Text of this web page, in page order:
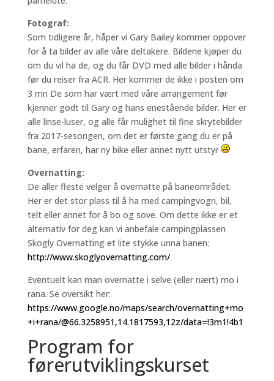
Fotograf:
Som tidligere år, håper vi Gary Bailey kommer oppover
for å ta bilder av alle våre deltakere. Bildene kjøper du
om du vil ha de, og du får DVD med alle bilder i hånda
før du reiser fra ACR. Her kommer de ikke i posten om
3 mn De som har vært med våre arrangement før
kjenner godt til Gary og hans enestående bilder. Her er
alle linse-luser, og alle får mulighet til fine skrytebilder
fra 2017-sesongen, om det er første gang du er på
bane, erfaren, har ny bike eller annet nytt utstyr
Overnatting:
De aller fleste velger å overnatte på baneområdet.
Her er det stor plass til å ha med campingvogn, bil,
telt eller annet for å bo og sove. Om dette ikke er et
alternativ for deg kan vi anbefale campingplassen
Skogly Overnatting et lite stykke unna banen:
http://www.skoglyovernatting.com/
Eventuelt kan man overnatte i selve (eller nært) mo i
rana. Se oversikt her:
https://www.google.no/maps/search/overnatting+mo
+i+rana/@66.3258951,14.1817593,12z/data=!3m1!4b1
Program for
førerutviklingskurset